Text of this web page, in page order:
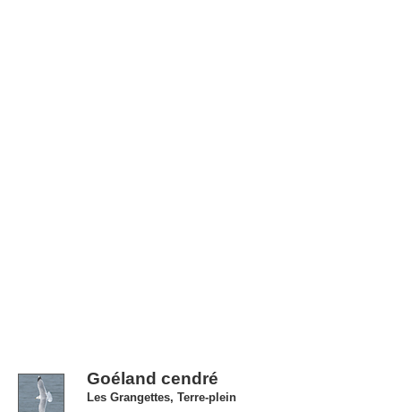
Goéland cendré
Les Grangettes, Terre-plein